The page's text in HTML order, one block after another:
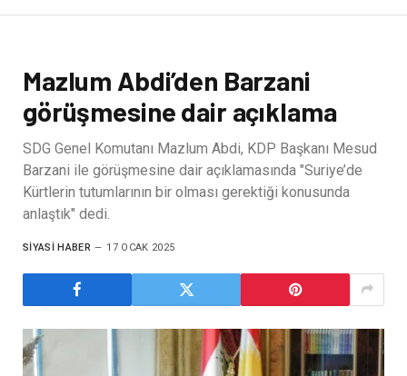
Mazlum Abdi’den Barzani
görüşmesine dair açıklama
SDG Genel Komutanı Mazlum Abdi, KDP Başkanı Mesud
Barzani ile görüşmesine dair açıklamasında "Suriye’de
Kürtlerin tutumlarının bir olması gerektiği konusunda
anlaştık" dedi.
SIYASI HABER 17 OCAK 2025